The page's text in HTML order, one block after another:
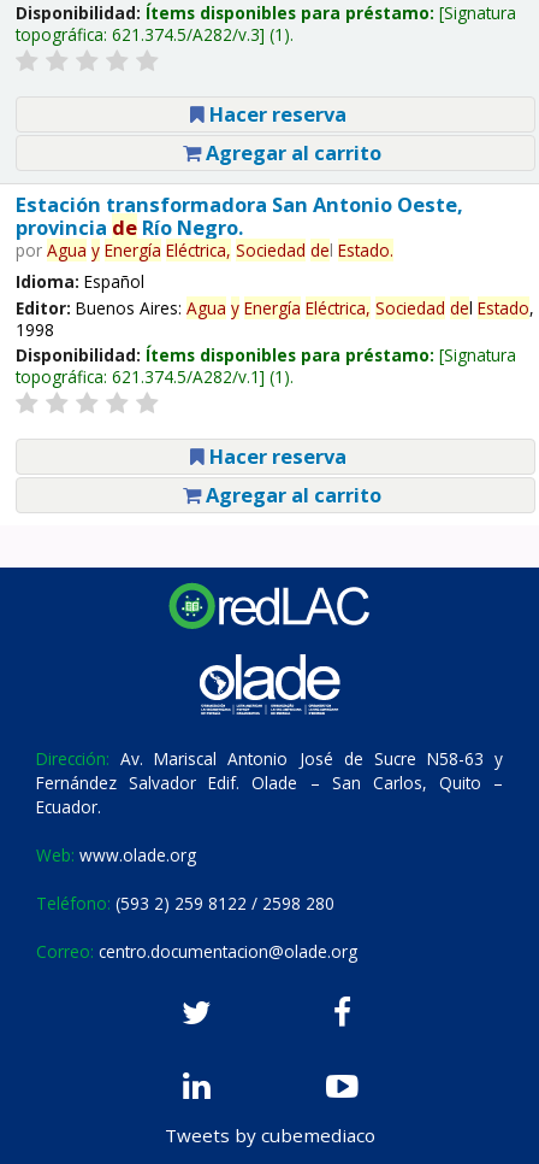
Disponibilidad: Ítems disponibles para préstamo: Signatura
topográfica: 621.374.5/A282/v.3 (1).
Hacer reserva
Agregar al carrito
Estación transformadora San Antonio Oeste,
provincia deRío Negro.
por Agua y Energía Eléctrica, Sociedad del Estado.
Idioma: Español
Editor: Buenos Aires: Agua y Energía Eléctrica, Sociedad del Estado,
1998
Disponibilidad: Ítems disponibles para préstamo: Signatura
topográfica: 621.374.5/A282/v.1 (1).
Hacer reserva
Agregar al carrito
Dirección: Av. Mariscal Antonio José de Sucre N58-63 y
Fernández Salvador Edif. Olade – San Carlos, Quito –
Ecuador.
Web: www.olade.org
Teléfono: (593 2) 259 8122 / 2598 280
Correo: centro.documentacion@olade.org
Tweets by cubemediaco